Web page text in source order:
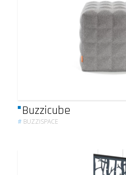
Buzzicube
# BUZZISPACE